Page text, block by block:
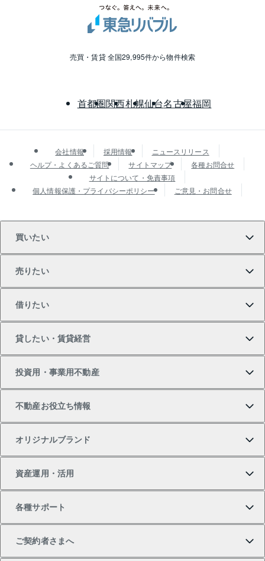
売買・賃貸 全国29,995件から物件検索
首都圏関西札幌仙台名古屋福岡
会社情報 採用情報
ニュースリリース
ヘルプ・よくあるご質問
サイトマップ
各種お問合せ
サイトについて・免責事項
個人情報保護・プライバシーポリシー
ご意見・お問合せ
買いたい
新築・分譲マンションの購入
中古マンションの購入
売りたい
マンションの売却・査定
一戸建ての売却・査定
借りたい
借りたいTOP
物件を借りる
貸したい・賃貸経営
貸したいTOP
投資用・事業用不動産
不動産お役立ち情報
オリジナルブランド
一棟リノベーションマンション L`GENTE（ルジェン
テ）
資産運用・活用
各種サポート
ご契約者さまへ